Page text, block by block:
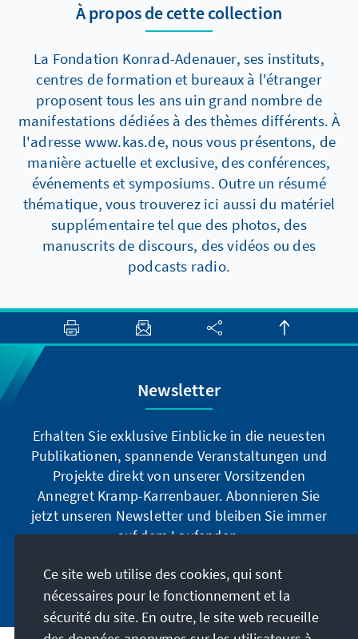
À propos de cette collection
La Fondation Konrad-Adenauer, ses instituts,
centres de formation et bureaux à l'étranger
proposent tous les ans uin grand nombre de
manifestations dédiées à des thèmes différents. À
l'adresse www.kas.de, nous vous présentons, de
manière actuelle et exclusive, des conférences,
événements et symposiums. Outre un résumé
thématique, vous trouverez ici aussi du matériel
supplémentaire tel que des photos, des
manuscrits de discours, des vidéos ou des
podcasts radio.
Newsletter
Erhalten Sie exklusive Einblicke in die neuesten
Publikationen, spannende Veranstaltungen und
Projekte direkt von unserer Vorsitzenden
Annegret Kramp-Karrenbauer. Abonnieren Sie
jetzt unseren Newsletter und bleiben Sie immer
auf dem Laufenden.
Jetzt abonnieren
Ce site web utilise des cookies, qui sont
nécessaires pour le fonctionnement et la
sécurité du site. En outre, le site web recueille